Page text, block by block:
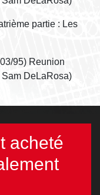
partie : Les
95) Reunion
DeLaRosa)
acheté